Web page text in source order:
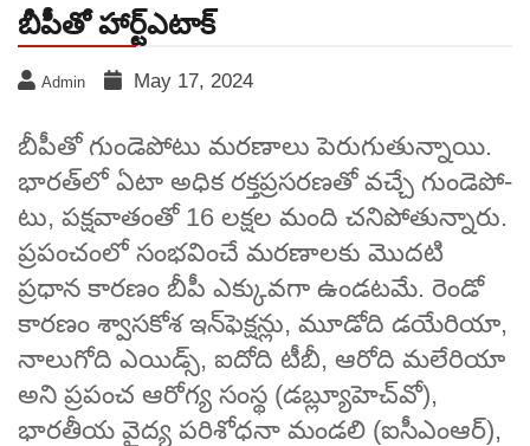
బీపీతో హార్ట్‌ఎటాక్‌
Admin May 17, 2024
బీపీతో గుండెపోటు మరణాలు పెరుగుతున్నాయి.
భారత్‌లో ఏటా అధిక రక్తప్రసరణతో వచ్చే గుండెపో­
టు, పక్షవాతంతో 16 లక్షల మంది చనిపోతున్నారు.
ప్రపంచంలో సంభవించే మరణాలకు మొద­టి
ప్రధాన కారణం బీపీ ఎక్కు­వగా ఉండటమే. రెండో
కారణం శ్వా­స­కోశ ఇన్‌ఫెక్షన్లు, మూడోది డయేరియా,
నాలు­గోది ఎయిడ్స్, ఐదోది టీబీ, ఆరోది మలేరియా
అని ప్రపంచ ఆరోగ్య సంస్థ (డబ్ల్యూహెచ్‌వో),
భారతీ­య వైద్య పరిశోధనా మండలి (ఐసీఎంఆర్‌),